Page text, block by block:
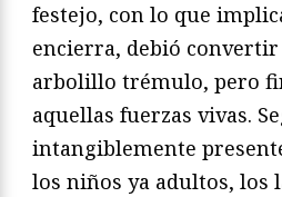
festejo, con lo que
encierra, debió
arbolillo trémulo, pero
aquellas fuerzas vivas.
intangiblemente
los niños ya adultos, los